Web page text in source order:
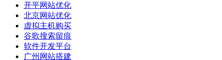
开平网站优化
北京网站优化
虚拟主机购买
谷歌搜索留痕
软件开发平台
广州网站搭建